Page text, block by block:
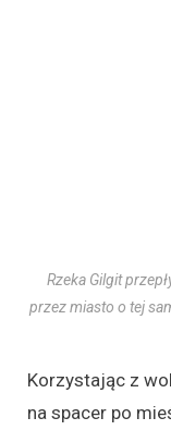
Rzeka Gilgit
przez miasto o tej
Korzystając z
na spacer po